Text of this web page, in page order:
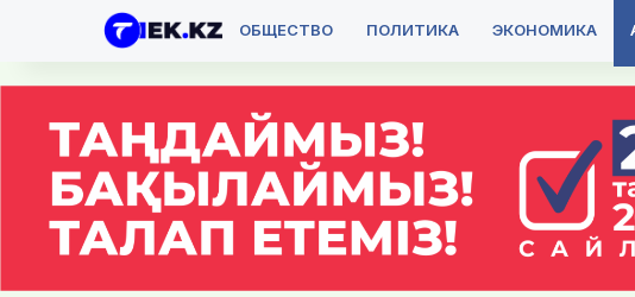
ОБЩЕСТВО ПОЛИТИКА ЭКОНОМИКА